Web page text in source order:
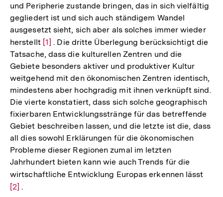
und Peripherie zustande bringen, das in sich vielfältig
gegliedert ist und sich auch ständigem Wandel
ausgesetzt sieht, sich aber als solches immer wieder
herstellt Zur
Auflösung
der
Fußnote
[1] . Die dritte Überlegung berücksichtigt die
Tatsache, dass die kulturellen Zentren und die
Gebiete besonders aktiver und produktiver Kultur
weitgehend mit den ökonomischen Zentren identisch,
mindestens aber hochgradig mit ihnen verknüpft sind.
Die vierte konstatiert, dass sich solche geographisch
fixierbaren Entwicklungsstränge für das betreffende
Gebiet beschreiben lassen, und die letzte ist die, dass
all dies sowohl Erklärungen für die ökonomischen
Probleme dieser Regionen zumal im letzten
Jahrhundert bieten kann wie auch Trends für die
wirtschaftliche Entwicklung Europas erkennen lässt
[2] .